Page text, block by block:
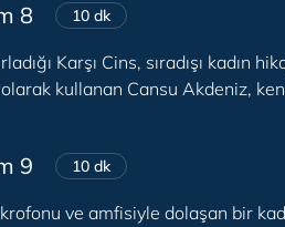
8 10 dk
Karşı Cins, sıradışı
kullanan Cansu Akdeniz,
9 10 dk
ve amfisiyle dolaşan bir